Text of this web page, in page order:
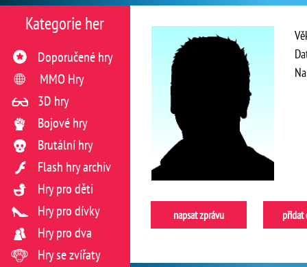
napsat zprávu přidat
Kategorie her
Doporučené hry
MMO Hry
3D hry
Bojové hry
Brutální hry
Flash hry archiv
Hry pro děti
Hry pro dívky
Hry pro dva
Hry se zvířaty